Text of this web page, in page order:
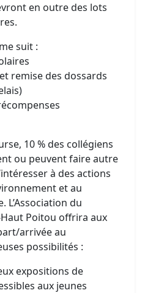
en outre des lots
suit :
remise des dossards
10 % des collégiens
ou peuvent faire autre
à des actions
et au
L’Association du
Poitou offrira aux
arrivée au
possibilités :
expositions de
aux jeunes